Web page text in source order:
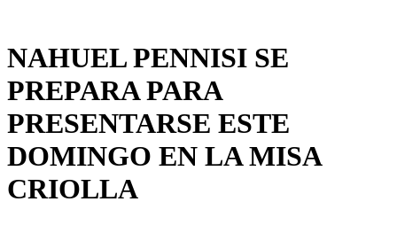
NAHUEL PENNISI SE
PREPARA PARA
PRESENTARSE ESTE
DOMINGO EN LA MISA
CRIOLLA